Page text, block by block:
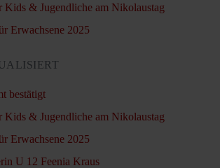
Kids & Jugendliche am Nikolaustag
Erwachsene 2025
bestätigt
Kids & Jugendliche am Nikolaustag
Erwachsene 2025
U 12 Feenia Kraus